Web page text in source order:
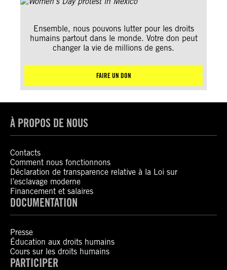
Ensemble, nous pouvons lutter pour les droits
humains partout dans le monde. Votre don peut
changer la vie de millions de gens.
FAIRE UN DON
À PROPOS DE NOUS
Contacts
Comment nous fonctionnons
Déclaration de transparence relative à la Loi sur
l’esclavage moderne
Financement et salaires
DOCUMENTATION
Presse
Éducation aux droits humains
Cours sur les droits humains
PARTICIPER